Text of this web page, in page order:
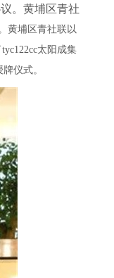
。黄埔区青社
黄埔区青社联以
太阳成集
仪式。